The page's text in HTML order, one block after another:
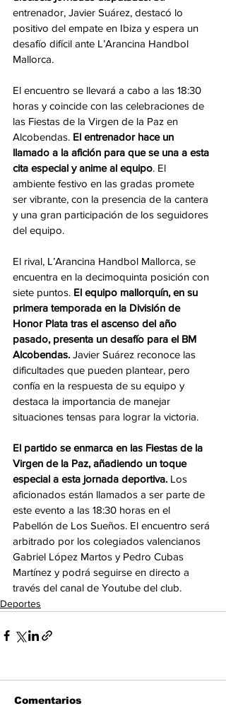
entrenador, Javier Suárez, destacó lo
positivo del empate en Ibiza y espera un
desafío difícil ante L’Arancina Handbol
Mallorca.
El encuentro se llevará a cabo a las 18:30
horas y coincide con las celebraciones de
las Fiestas de la Virgen de la Paz en
Alcobendas. El entrenador hace un
llamado a la afición para que se una a esta
cita especial y anime al equipo. El
ambiente festivo en las gradas promete
ser vibrante, con la presencia de la cantera
y una gran participación de los seguidores
del equipo.
El rival, L’Arancina Handbol Mallorca, se
encuentra en la decimoquinta posición con
siete puntos. El equipo mallorquín, en su
primera temporada en la División de
Honor Plata tras el ascenso del año
pasado, presenta un desafío para el BM
Alcobendas. Javier Suárez reconoce las
dificultades que pueden plantear, pero
confía en la respuesta de su equipo y
destaca la importancia de manejar
situaciones tensas para lograr la victoria.
El partido se enmarca en las Fiestas de la
Virgen de la Paz, añadiendo un toque
especial a esta jornada deportiva. Los
aficionados están llamados a ser parte de
este evento a las 18:30 horas en el
Pabellón de Los Sueños. El encuentro será
arbitrado por los colegiados valencianos
Gabriel López Martos y Pedro Cubas
Martínez y podrá seguirse en directo a
través del canal de Youtube del club.
Deportes
Comentarios